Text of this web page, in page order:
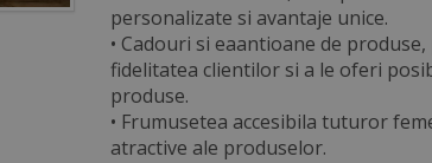
personalizate si avantaje unice.
• Cadouri si eaantioane de
fidelitatea clientilor si a le oferi
produse.
• Frumusetea accesibila tuturor
atractive ale produselor.